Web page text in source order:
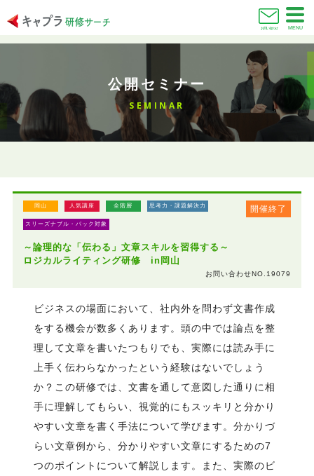
お問い合わせ MENU
公開セミナー
SEMINAR
開催終了
岡山 人気講座 全階層 思考力・課題解決力
スリーズナブル・パック対象
～論理的な「伝わる」文章スキルを習得する～
ロジカルライティング研修 in岡山
お問い合わせNO.19079
ビジネスの場面において、社内外を問わず文書作成
をする機会が数多くあります。頭の中では論点を整
理して文章を書いたつもりでも、実際には読み手に
上手く伝わらなかったという経験はないでしょう
か？この研修では、文書を通して意図した通りに相
手に理解してもらい、視覚的にもスッキリと分かり
やすい文章を書く手法について学びます。分かりづ
らい文章例から、分かりやすい文章にするための7
つのポイントについて解説します。また、実際のビ